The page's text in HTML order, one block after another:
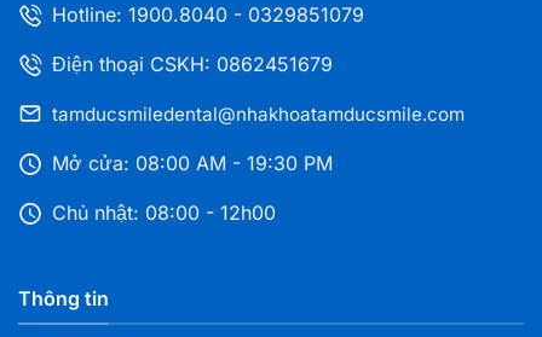
Hotline: 1900.8040 - 0329851079
Điện thoại CSKH: 0862451679
tamducsmiledental@nhakhoatamducsmile.com
Mở cửa: 08:00 AM - 19:30 PM
Chủ nhật: 08:00 - 12h00
Thông tin